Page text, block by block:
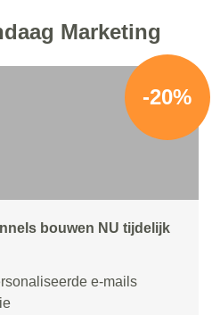
Marketing
-20%
bouwen NU tijdelijk
e-mails